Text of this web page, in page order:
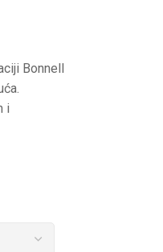
Bonnell
i